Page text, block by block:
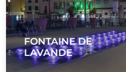
FONTAINE DE
LAVANDE